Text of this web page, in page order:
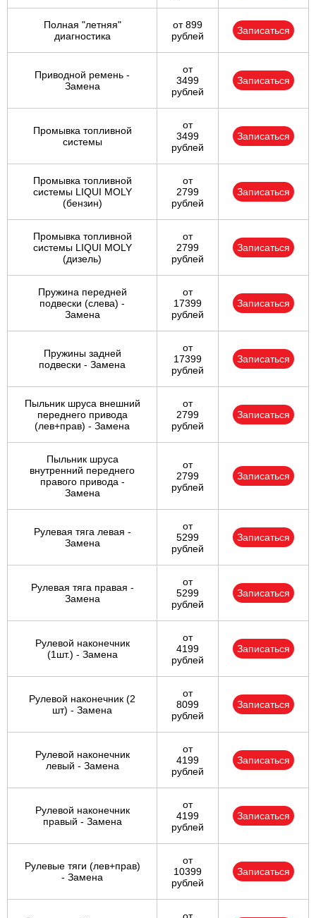
Полная "летняя"
диагностика
от 899
рублей
Записаться
Приводной ремень -
Замена
от
3499
рублей
Записаться
Промывка топливной
системы
от
3499
рублей
Записаться
Промывка топливной
системы LIQUI MOLY
(бензин)
от
2799
рублей
Записаться
Промывка топливной
системы LIQUI MOLY
(дизель)
от
2799
рублей
Записаться
Пружина передней
подвески (слева) -
Замена
от
17399
рублей
Записаться
Пружины задней
подвески - Замена
от
17399
рублей
Записаться
Пыльник шруса внешний
переднего привода
(лев+прав) - Замена
от
2799
рублей
Записаться
Пыльник шруса
внутренний переднего
правого привода -
Замена
от
2799
рублей
Записаться
Рулевая тяга левая -
Замена
от
5299
рублей
Записаться
Рулевая тяга правая -
Замена
от
5299
рублей
Записаться
Рулевой наконечник
(1шт.) - Замена
от
4199
рублей
Записаться
Рулевой наконечник (2
шт) - Замена
от
8099
рублей
Записаться
Рулевой наконечник
левый - Замена
от
4199
рублей
Записаться
Рулевой наконечник
правый - Замена
от
4199
рублей
Записаться
Рулевые тяги (лев+прав)
- Замена
от
10399
рублей
Записаться